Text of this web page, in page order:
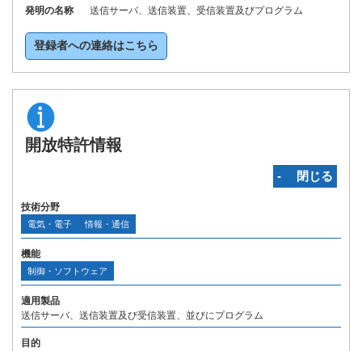
発明の名称
送信サーバ、送信装置、受信装置及びプログラム
登録者への連絡はこちら
開放特許情報
‐ 閉じる
技術分野
電気・電子 情報・通信
機能
制御・ソフトウェア
適用製品
送信サーバ、送信装置及び受信装置、並びにプログラム
目的